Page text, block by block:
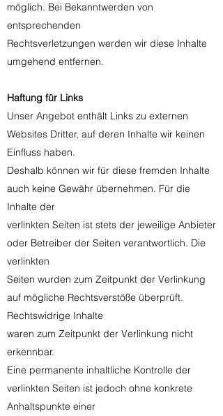
möglich. Bei Bekanntwerden von
entsprechenden
Rechtsverletzungen werden wir diese Inhalte
umgehend entfernen.
Haftung für Links
Unser Angebot enthält Links zu externen
Websites Dritter, auf deren Inhalte wir keinen
Einfluss haben.
Deshalb können wir für diese fremden Inhalte
auch keine Gewähr übernehmen. Für die
Inhalte der
verlinkten Seiten ist stets der jeweilige Anbieter
oder Betreiber der Seiten verantwortlich. Die
verlinkten
Seiten wurden zum Zeitpunkt der Verlinkung
auf mögliche Rechtsverstöße überprüft.
Rechtswidrige Inhalte
waren zum Zeitpunkt der Verlinkung nicht
erkennbar.
Eine permanente inhaltliche Kontrolle der
verlinkten Seiten ist jedoch ohne konkrete
Anhaltspunkte einer